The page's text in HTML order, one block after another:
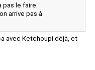
pas le faire.
arrive pas à
avec Ketchoupi déjà, et